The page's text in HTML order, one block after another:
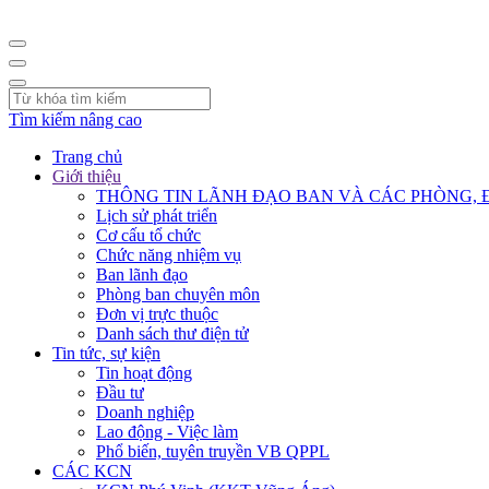
Tìm kiếm nâng cao
Trang chủ
Giới thiệu
THÔNG TIN LÃNH ĐẠO BAN VÀ CÁC PHÒNG,
Lịch sử phát triển
Cơ cấu tổ chức
Chức năng nhiệm vụ
Ban lãnh đạo
Phòng ban chuyên môn
Đơn vị trực thuộc
Danh sách thư điện tử
Tin tức, sự kiện
Tin hoạt động
Đầu tư
Doanh nghiệp
Lao động - Việc làm
Phổ biến, tuyên truyền VB QPPL
CÁC KCN